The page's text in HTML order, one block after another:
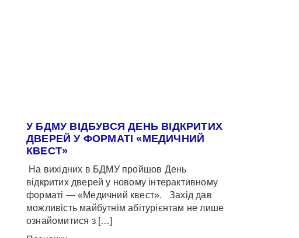
У БДМУ ВІДБУВСЯ ДЕНЬ ВІДКРИТИХ
ДВЕРЕЙ У ФОРМАТІ «МЕДИЧНИЙ
КВЕСТ»
На вихідних в БДМУ пройшов День
відкритих дверей у новому інтерактивному
форматі — «Медичний квест». Захід дав
можливість майбутнім абітурієнтам не лише
ознайомитися з […]